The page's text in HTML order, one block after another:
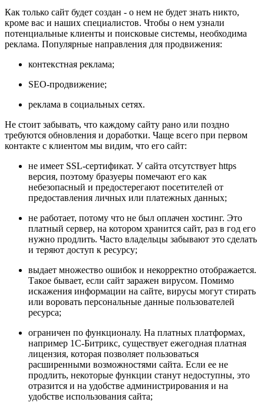
Как только сайт будет создан - о нем не будет знать никто,
кроме вас и наших специалистов. Чтобы о нем узнали
потенциальные клиенты и поисковые системы, необходима
реклама. Популярные направления для продвижения:
контекстная реклама;
SEO-продвижение;
реклама в социальных сетях.
Не стоит забывать, что каждому сайту рано или поздно
требуются обновления и доработки. Чаще всего при первом
контакте с клиентом мы видим, что его сайт:
не имеет SSL-сертификат. У сайта отсутствует https
версия, поэтому бразуеры помечают его как
небезопасный и предостерегают посетителей от
предоставления личных или платежных данных;
не работает, потому что не был оплачен хостинг. Это
платный сервер, на котором хранится сайт, раз в год его
нужно продлить. Часто владельцы забывают это сделать
и теряют доступ к ресурсу;
выдает множество ошибок и некорректно отображается.
Такое бывает, если сайт заражен вирусом. Помимо
искажения информации на сайте, вирусы могут стирать
или воровать персональные данные пользователей
ресурса;
ограничен по функционалу. На платных платформах,
например 1С-Битрикс, существует ежегодная платная
лицензия, которая позволяет пользоваться
расширенными возможностями сайта. Если ее не
продлить, некоторые функции станут недоступны, это
отразится и на удобстве администрирования и на
удобстве использования сайта;